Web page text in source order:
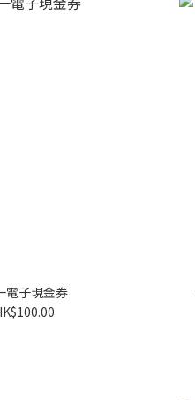
電子現金券